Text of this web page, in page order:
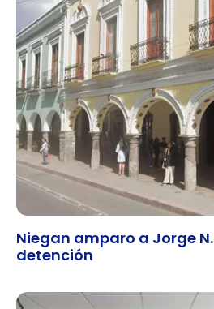
Niegan amparo a Jorge
detención